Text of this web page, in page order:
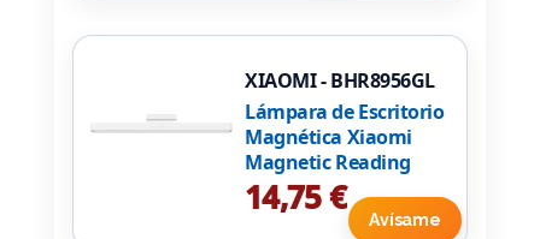
XIAOMI - BHR8956GL
Lámpara de Escritorio
Magnética Xiaomi
Magnetic Reading
Light Bar
14,75 €
Avísame